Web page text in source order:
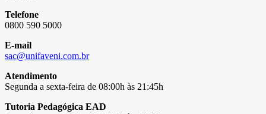
Telefone
0800 590 5000
E-mail
sac@unifaveni.com.br
Atendimento
Segunda a sexta-feira de 08:00h às 21:45h
Tutoria Pedagógica EAD